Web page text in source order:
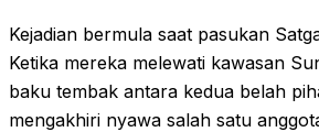
Kejadian bermula saat pasukan
Ketika mereka melewati kawasan
baku tembak antara kedua belah
mengakhiri nyawa salah satu